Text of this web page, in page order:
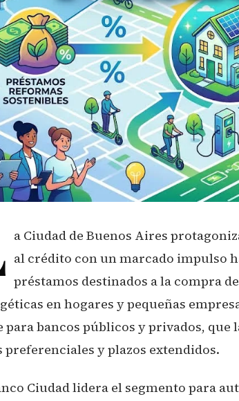
a Ciudad de Buenos Aires
al crédito con un marcado impulso
préstamos destinados a la compra
en hogares y pequeñas
para bancos públicos y privados,
preferenciales y plazos extendidos.
Ciudad lidera el segmento para